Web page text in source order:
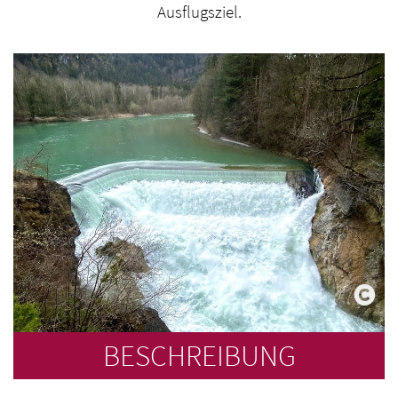
Ausflugsziel.
BESCHREIBUNG